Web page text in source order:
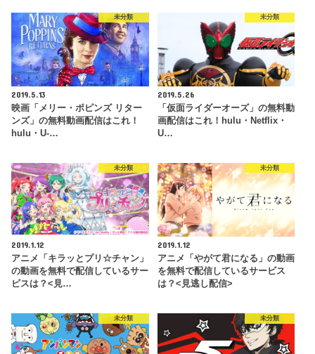
未分類
2019.5.13
映画「メリー・ポピンズ リター
ンズ」の無料動画配信はこれ！
hulu・U-…
未分類
2019.5.26
「仮面ライダーオーズ」の無料動
画配信はこれ！hulu・Netflix・
U…
未分類
2019.1.12
アニメ「キラッとプリ☆チャン」
の動画を無料で配信しているサー
ビスは？<見…
未分類
2019.1.12
アニメ「やがて君になる」の動画
を無料で配信しているサービス
は？<見逃し配信>
未分類 未分類